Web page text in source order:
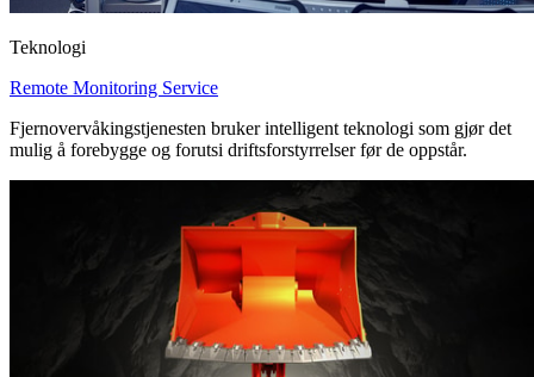
Teknologi
Remote Monitoring Service
Fjernovervåkingstjenesten bruker intelligent teknologi som gjør det
mulig å forebygge og forutsi driftsforstyrrelser før de oppstår.